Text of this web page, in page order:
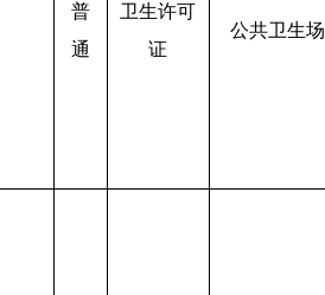
普
通
卫生许可
证
公共卫生